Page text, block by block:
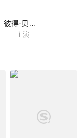
彼得·贝尔林
主演